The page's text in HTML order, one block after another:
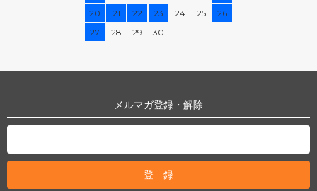
20
21 22 23 24 25
26
27
28 29 30
メルマガ登録・解除